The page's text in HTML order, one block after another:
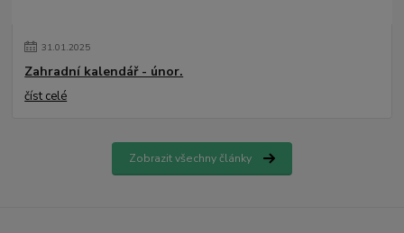
31.01.2025
Zahradní kalendář - únor.
číst celé
Zobrazit všechny články